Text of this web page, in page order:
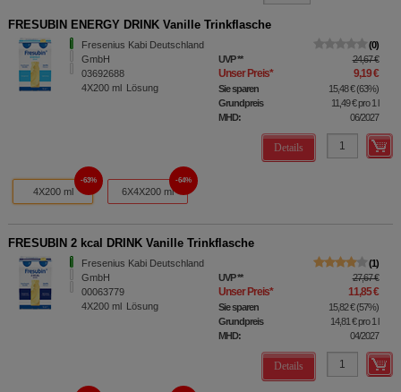
FRESUBIN ENERGY DRINK Vanille Trinkflasche
Fresenius Kabi Deutschland
GmbH
03692688
4X200 ml Lösung
0
UVP** 24,67 €
Unser Preis* 9,19 €
Sie sparen 15,48 €(63%)
Grundpreis
11,49 €pro 1 l
MHD:
06/2027
Details
4X200 ml
63%
6X4X200 ml
64%
FRESUBIN 2 kcal DRINK Vanille Trinkflasche
Fresenius Kabi Deutschland
GmbH
00063779
4X200 ml Lösung
1
UVP** 27,67 €
Unser Preis* 11,85 €
Sie sparen 15,82 €(57%)
Grundpreis
14,81 €pro 1 l
MHD:
04/2027
Details